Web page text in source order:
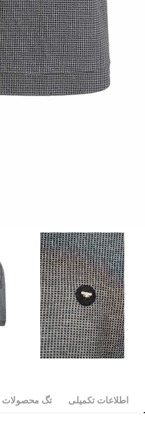
اطلاعات تکمیلی تگ محصولات